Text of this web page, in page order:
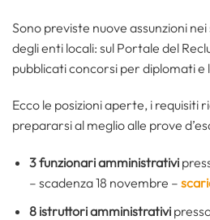
Sono previste nuove assunzioni
degli enti locali: sul Portale del
pubblicati concorsi per diplomati e
Ecco le posizioni aperte, i requisiti
prepararsi al meglio alle prove
3funzionari amministrativi
– scadenza 18 novembre –
8 istruttori amministrativi